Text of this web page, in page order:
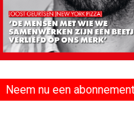
Neem nu een abonnement